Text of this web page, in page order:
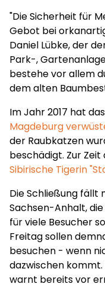
"Die Sicherheit für
Gebot bei
Daniel Lübke, der
Park-,
bestehe vor allem
dem alten
Im Jahr 2017 hat
Magdeburg
der Raubkatzen
beschädigt. Zur
Sibirische Tigerin
Die Schließung fällt
Sachsen-Anhalt,
für viele Besucher
Freitag sollen
besuchen - wenn
dazwischen
warnt bereits vor